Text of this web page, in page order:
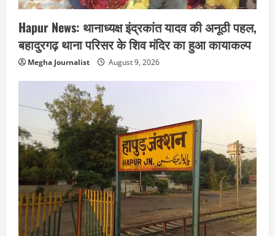
Hapur News: थानाध्यक्ष इंद्रकांत यादव की अनूठी पहल,
बहादुरगढ़ थाना परिसर के शिव मंदिर का हुआ कायाकल्प
Megha Journalist August 9, 2026